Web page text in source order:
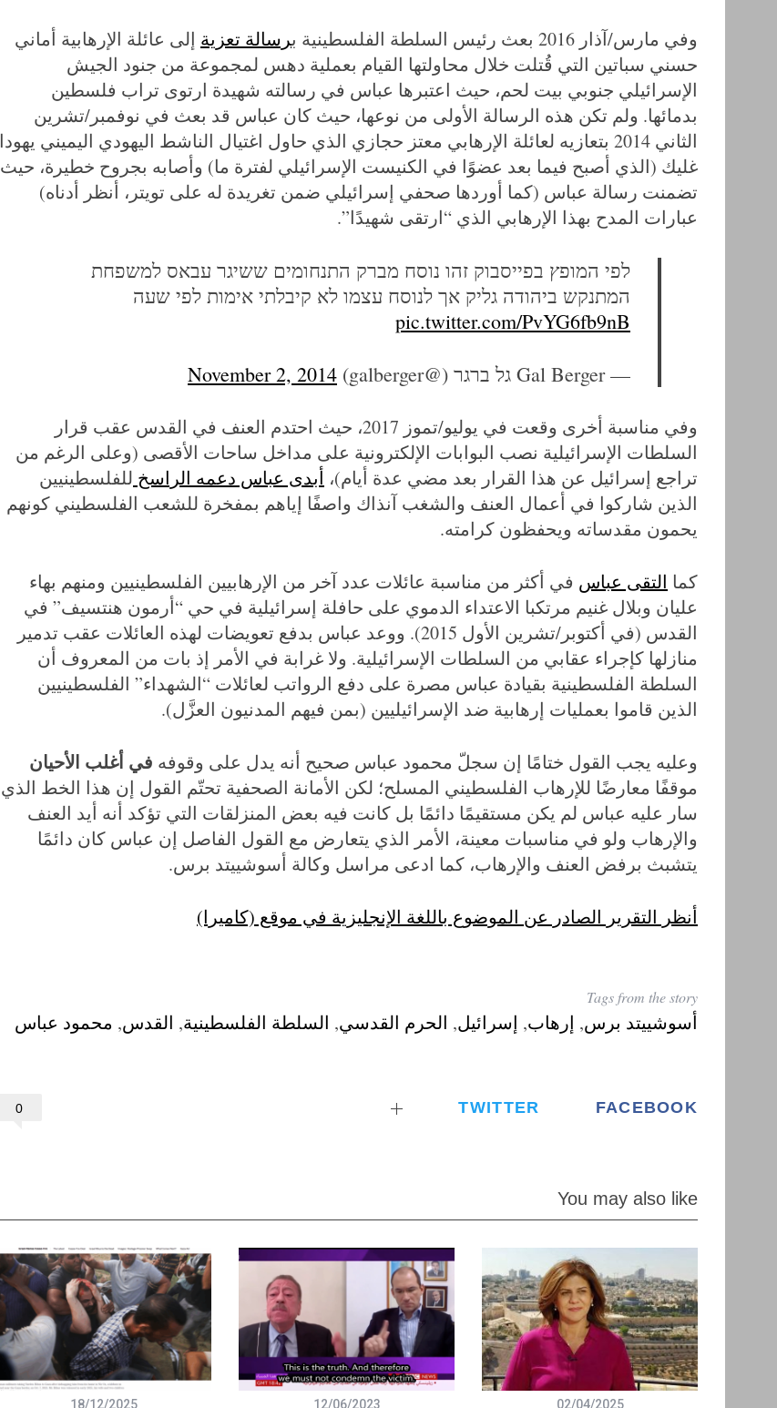
وفي مارس/آذار 2016 بعث رئيس السلطة الفلسطينية ب رسالة تعزية إلى عائلة الإرهابية أماني
حسني سباتين التي قُتلت خلال محاولتها القيام بعملية دهس لمجموعة من جنود الجيش
الإسرائيلي جنوبي بيت لحم، حيث اعتبرها عباس في رسالته شهيدة ارتوى تراب فلسطين
بدمائها. ولم تكن هذه الرسالة الأولى من نوعها، حيث كان عباس قد بعث في نوفمبر/تشرين
الثاني 2014 بتعازيه لعائلة الإرهابي معتز حجازي الذي حاول اغتيال الناشط اليهودي اليميني يهودا
غليك (الذي أصبح فيما بعد عضوًا في الكنيست الإسرائيلي لفترة ما) وأصابه بجروح خطيرة، حيث
تضمنت رسالة عباس (كما أوردها صحفي إسرائيلي ضمن تغريدة له على تويتر، أنظر أدناه)
عبارات المدح بهذا الإرهابي الذي “ارتقى شهيدًا”.
לפי המופץ בפייסבוק זהו נוסח מברק התנחומים ששיגר עבאס למשפחת
המתנקש ביהודה גליק אך לנוסח עצמו לא קיבלתי אימות לפי שעה
pic.twitter.com/PvYG6fb9nB
— Gal Berger גל ברגר (@galberger)
November 2, 2014
وفي مناسبة أخرى وقعت في يوليو/تموز 2017، حيث احتدم العنف في القدس عقب قرار
السلطات الإسرائيلية نصب البوابات الإلكترونية على مداخل ساحات الأقصى (وعلى الرغم من
تراجع إسرائيل عن هذا القرار بعد مضي عدة أيام)، أبدى عباس دعمه الراسخ للفلسطينيين
الذين شاركوا في أعمال العنف والشغب آنذاك واصفًا إياهم بمفخرة للشعب الفلسطيني كونهم
يحمون مقدساته ويحفظون كرامته.
كما التقى عباس في أكثر من مناسبة عائلات عدد آخر من الإرهابيين الفلسطينيين ومنهم بهاء
عليان وبلال غنيم مرتكبا الاعتداء الدموي على حافلة إسرائيلية في حي “أرمون هنتسيف” في
القدس (في أكتوبر/تشرين الأول 2015). ووعد عباس بدفع تعويضات لهذه العائلات عقب تدمير
منازلها كإجراء عقابي من السلطات الإسرائيلية. ولا غرابة في الأمر إذ بات من المعروف أن
السلطة الفلسطينية بقيادة عباس مصرة على دفع الرواتب لعائلات “الشهداء” الفلسطينيين
الذين قاموا بعمليات إرهابية ضد الإسرائيليين (بمن فيهم المدنيون العزَّل).
وعليه يجب القول ختامًا إن سجلّ محمود عباس صحيح أنه يدل على وقوفه في أغلب الأحيان
موقفًا معارضًا للإرهاب الفلسطيني المسلح؛ لكن الأمانة الصحفية تحتّم القول إن هذا الخط الذي
سار عليه عباس لم يكن مستقيمًا دائمًا بل كانت فيه بعض المنزلقات التي تؤكد أنه أيد العنف
والإرهاب ولو في مناسبات معينة، الأمر الذي يتعارض مع القول الفاصل إن عباس كان دائمًا
يتشبث برفض العنف والإرهاب، كما ادعى مراسل وكالة أسوشييتد برس.
أنظر التقرير الصادر عن الموضوع باللغة الإنجليزية في موقع (كاميرا)
Tags from the story
أسوشييتد برس, إرهاب, إسرائيل, الحرم القدسي, السلطة الفلسطينية, القدس, محمود عباس
0 FACEBOOK
TWITTER
You may also like
02/04/2025
12/06/2023
18/12/2025
r
: